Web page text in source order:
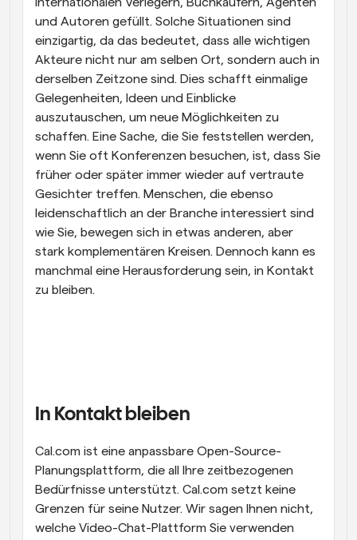
und Autoren gefüllt. Solche Situationen sind
einzigartig, da das bedeutet, dass alle wichtigen
Akteure nicht nur am selben Ort, sondern auch in
derselben Zeitzone sind. Dies schafft einmalige
Gelegenheiten, Ideen und Einblicke
auszutauschen, um neue Möglichkeiten zu
schaffen. Eine Sache, die Sie feststellen werden,
wenn Sie oft Konferenzen besuchen, ist, dass Sie
früher oder später immer wieder auf vertraute
Gesichter treffen. Menschen, die ebenso
leidenschaftlich an der Branche interessiert sind
wie Sie, bewegen sich in etwas anderen, aber
stark komplementären Kreisen. Dennoch kann es
manchmal eine Herausforderung sein, in Kontakt
zu bleiben.
In Kontakt bleiben
Cal.com ist eine anpassbare Open-Source-
Planungsplattform, die all Ihre zeitbezogenen
Bedürfnisse unterstützt. Cal.com setzt keine
Grenzen für seine Nutzer. Wir sagen Ihnen nicht,
welche Video-Chat-Plattform Sie verwenden